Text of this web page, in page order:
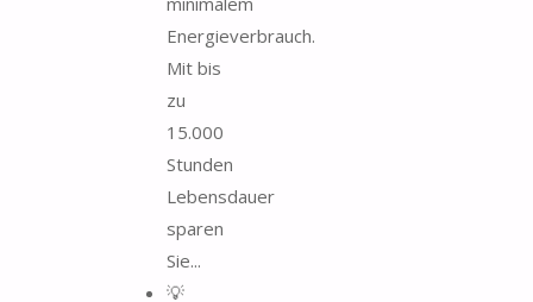
Energieverbrauch.
Mit bis
zu
15.000
Stunden
Lebensdauer
sparen
Sie...
💡